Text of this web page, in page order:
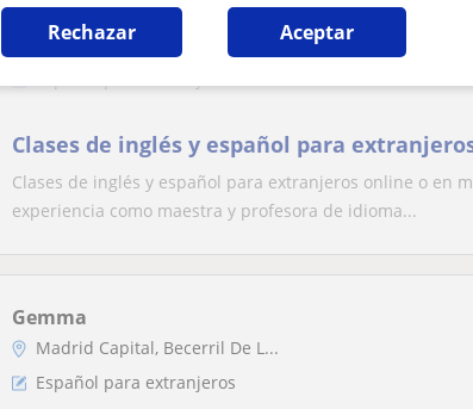
Rechazar Aceptar
Clara
Collado Villalba
Clases de inglés y español para
Clases de inglés y español para extranjeros online o en
experiencia como maestra y profesora de idioma...
Gemma
Madrid Capital, Becerril De L...
Español para extranjeros